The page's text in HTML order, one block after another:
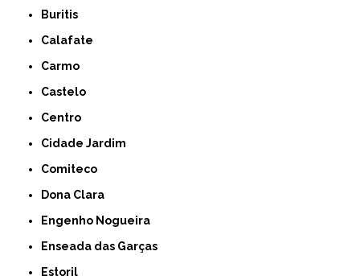
Buritis
Calafate
Carmo
Castelo
Centro
Cidade Jardim
Comiteco
Dona Clara
Engenho Nogueira
Enseada das Garças
Estoril